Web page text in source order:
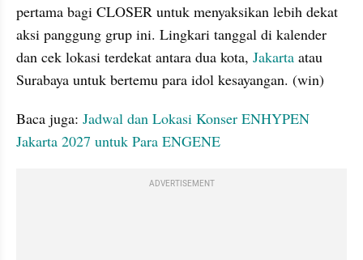
pertama bagi CLOSER untuk menyaksikan lebih dekat
aksi panggung grup ini. Lingkari tanggal di kalender
dan cek lokasi terdekat antara dua kota, Jakarta atau
Surabaya untuk bertemu para idol kesayangan. (win)
Baca juga: Jadwal dan Lokasi Konser ENHYPEN
Jakarta 2027 untuk Para ENGENE
ADVERTISEMENT